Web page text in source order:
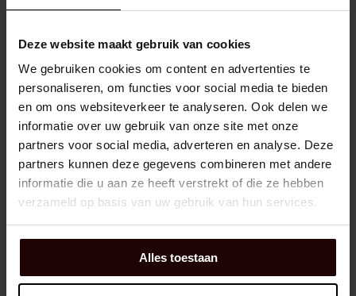
Deze website maakt gebruik van cookies
We gebruiken cookies om content en advertenties te
personaliseren, om functies voor social media te bieden
en om ons websiteverkeer te analyseren. Ook delen we
informatie over uw gebruik van onze site met onze
partners voor social media, adverteren en analyse. Deze
partners kunnen deze gegevens combineren met andere
informatie die u aan ze heeft verstrekt of die ze hebben
verzameld op basis van uw gebruik van hun services.
Alles toestaan